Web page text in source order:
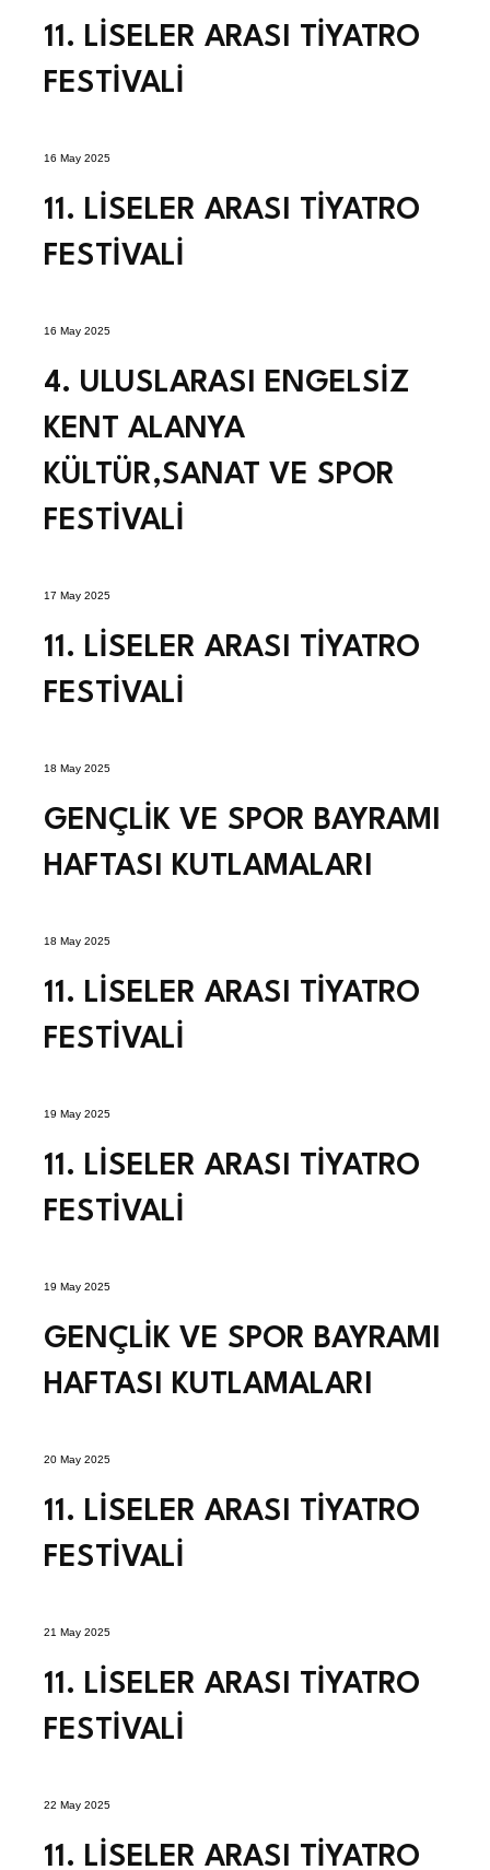
11. LİSELER ARASI TİYATRO
FESTİVALİ
16 May 2025
11. LİSELER ARASI TİYATRO
FESTİVALİ
16 May 2025
4. ULUSLARASI ENGELSİZ
KENT ALANYA
KÜLTÜR,SANAT VE SPOR
FESTİVALİ
17 May 2025
11. LİSELER ARASI TİYATRO
FESTİVALİ
18 May 2025
GENÇLİK VE SPOR BAYRAMI
HAFTASI KUTLAMALARI
18 May 2025
11. LİSELER ARASI TİYATRO
FESTİVALİ
19 May 2025
11. LİSELER ARASI TİYATRO
FESTİVALİ
19 May 2025
GENÇLİK VE SPOR BAYRAMI
HAFTASI KUTLAMALARI
20 May 2025
11. LİSELER ARASI TİYATRO
FESTİVALİ
21 May 2025
11. LİSELER ARASI TİYATRO
FESTİVALİ
22 May 2025
11. LİSELER ARASI TİYATRO